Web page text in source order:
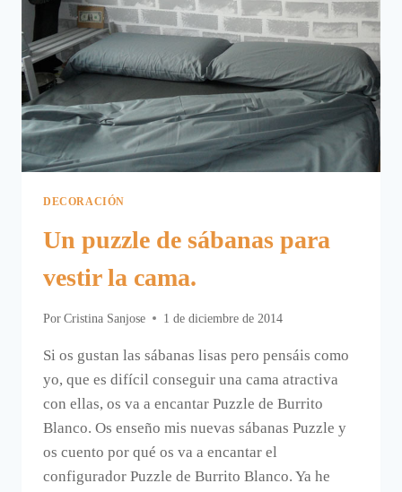
BURRITO
BLANCO
DECORACIÓN
Un puzzle de sábanas para
vestir la cama.
Por Cristina Sanjose 1 de diciembre de 2014
Si os gustan las sábanas lisas pero pensáis como
yo, que es difícil conseguir una cama atractiva
con ellas, os va a encantar Puzzle de Burrito
Blanco. Os enseño mis nuevas sábanas Puzzle y
os cuento por qué os va a encantar el
configurador Puzzle de Burrito Blanco. Ya he